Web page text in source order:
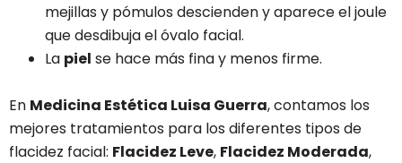
mejillas y pómulos descienden y aparece el joule
que desdibuja el óvalo facial.
La piel se hace más fina y menos firme.
En Medicina Estética Luisa Guerra, contamos los
mejores tratamientos para los diferentes tipos de
flacidez facial: Flacidez Leve, Flacidez Moderada,